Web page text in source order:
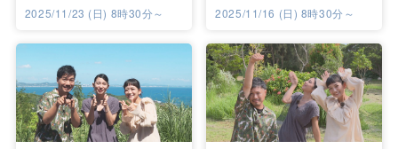
2025/11/23 (日) 8時30分～ 2025/11/16 (日) 8時30分～